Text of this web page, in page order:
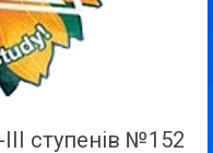
ступенів №152